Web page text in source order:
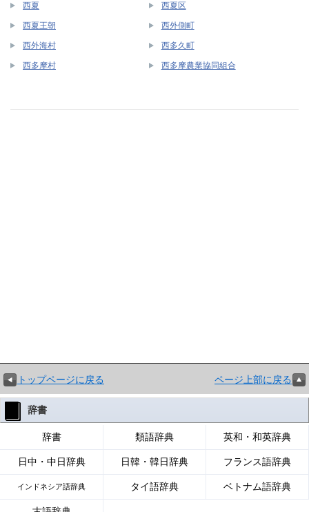
西夏 西夏区
西夏王朝 西外側町
西外海村 西多久町
西多摩村 西多摩農業協同組合
トップページに戻る ページ上部に戻る
辞書
辞書 類語辞典 英和・和英辞典
日中・中日辞典 日韓・韓日辞典 フランス語辞典
インドネシア語辞典 タイ語辞典 ベトナム語辞典